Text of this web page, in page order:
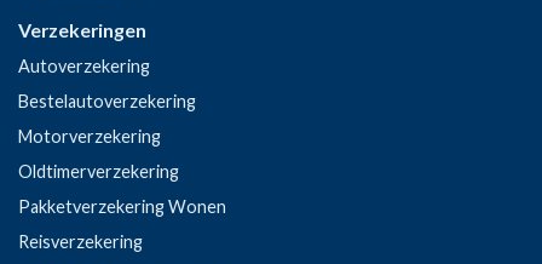
Verzekeringen
Autoverzekering
Bestelautoverzekering
Motorverzekering
Oldtimerverzekering
Pakketverzekering Wonen
Reisverzekering